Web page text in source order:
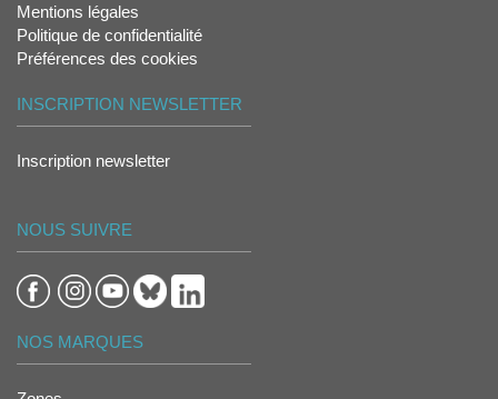
Mentions légales
Politique de confidentialité
Préférences des cookies
INSCRIPTION NEWSLETTER
Inscription newsletter
NOUS SUIVRE
NOS MARQUES